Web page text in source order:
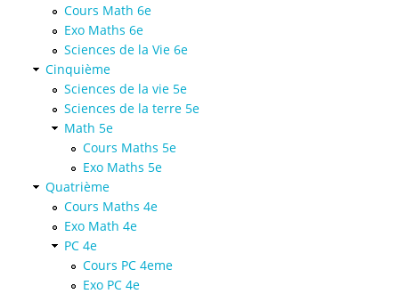
Cours Math 6e
Exo Maths 6e
Sciences de la Vie 6e
Cinquième
Sciences de la vie 5e
Sciences de la terre 5e
Math 5e
Cours Maths 5e
Exo Maths 5e
Quatrième
Cours Maths 4e
Exo Math 4e
PC 4e
Cours PC 4eme
Exo PC 4e